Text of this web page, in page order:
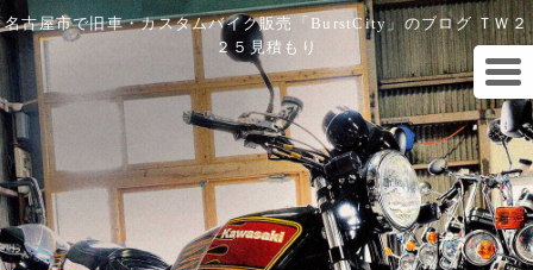
名古屋市で旧車・カスタムバイク販売「BurstCity」のブログ ＴＷ２
２５見積もり